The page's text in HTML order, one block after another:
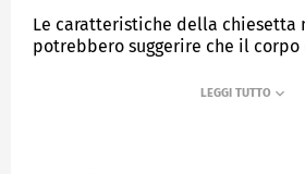
Le caratteristiche della chiesetta
potrebbero suggerire che il